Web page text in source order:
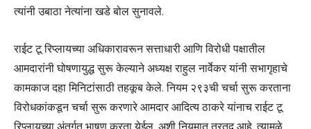
त्यांनी उबाठा नेत्यांना खडे बोल सुनावले.
राईट टू रिप्लायच्या अधिकारावरून सत्ताधारी आणि विरोधी पक्षातील
आमदारांनी घोषणायुद्ध सुरू केल्याने अध्यक्ष राहुल नार्वेकर यांनी सभागृहाचे
कामकाज दहा मिनिटांसाठी तहकूब केले. नियम २९३ची चर्चा सुरू करताना
विरोधकांकडून चर्चा सुरू करणारे आमदार आदित्य ठाकरे यांनाच राईट टू